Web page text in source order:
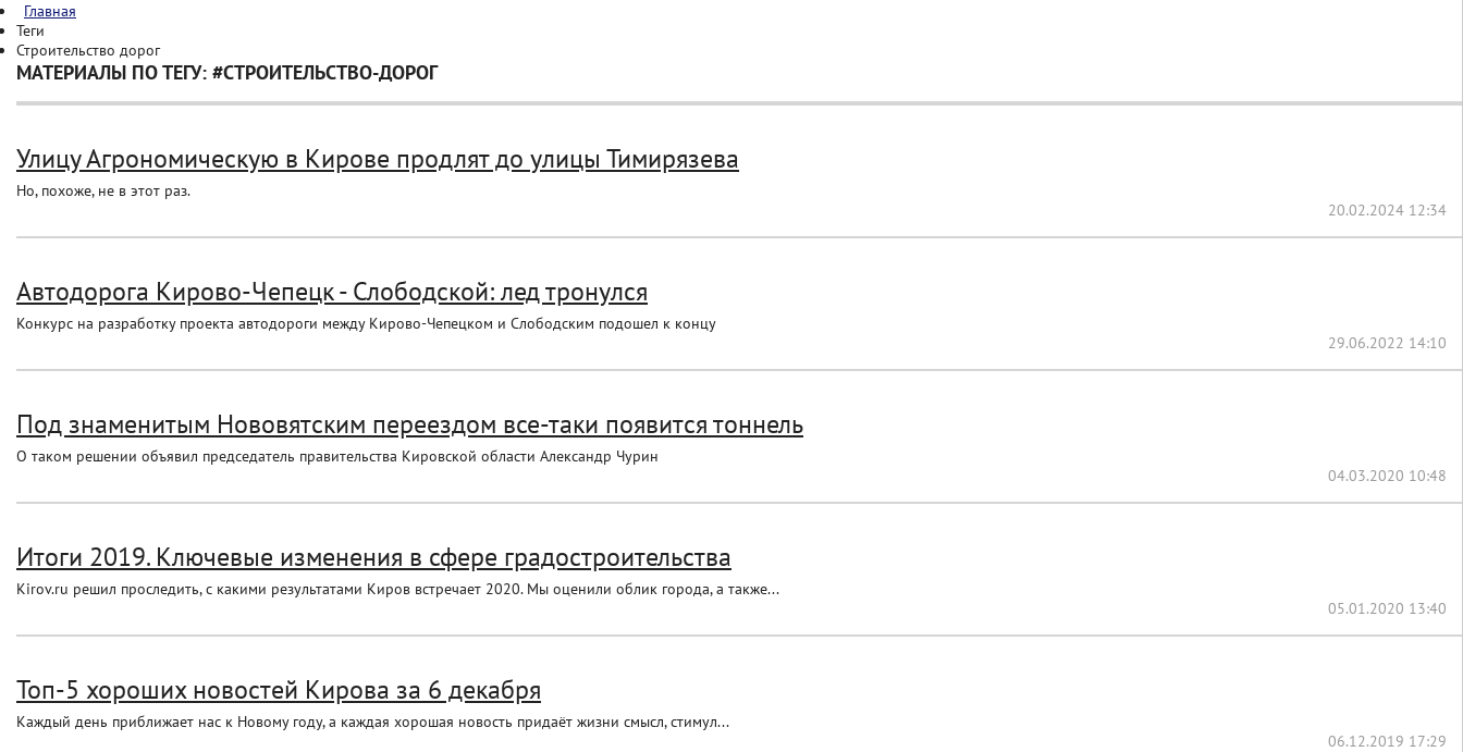
Главная
Теги
Строительство дорог
МАТЕРИАЛЫ ПО ТЕГУ: #СТРОИТЕЛЬСТВО-ДОРОГ
Улицу Агрономическую в Кирове продлят до улицы Тимирязева
Но, похоже, не в этот раз.
20.02.2024 12:34
Автодорога Кирово-Чепецк - Слободской: лед тронулся
Конкурс на разработку проекта автодороги между Кирово-Чепецком и Слободским подошел к концу
29.06.2022 14:10
Под знаменитым Нововятским переездом все-таки появится тоннель
О таком решении объявил председатель правительства Кировской области Александр Чурин
04.03.2020 10:48
Итоги 2019. Ключевые изменения в сфере градостроительства
Kirov.ru решил проследить, с какими результатами Киров встречает 2020. Мы оценили облик города, а также...
05.01.2020 13:40
Топ-5 хороших новостей Кирова за 6 декабря
Каждый день приближает нас к Новому году, а каждая хорошая новость придаёт жизни смысл, стимул...
06.12.2019 17:29